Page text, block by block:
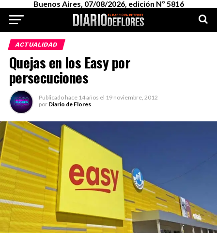
Buenos Aires, 07/08/2026, edición Nº 5816
ACTUALIDAD
Quejas en los Easy por
persecuciones
Publicado hace 14 años el 19 noviembre, 2012
por Diario de Flores